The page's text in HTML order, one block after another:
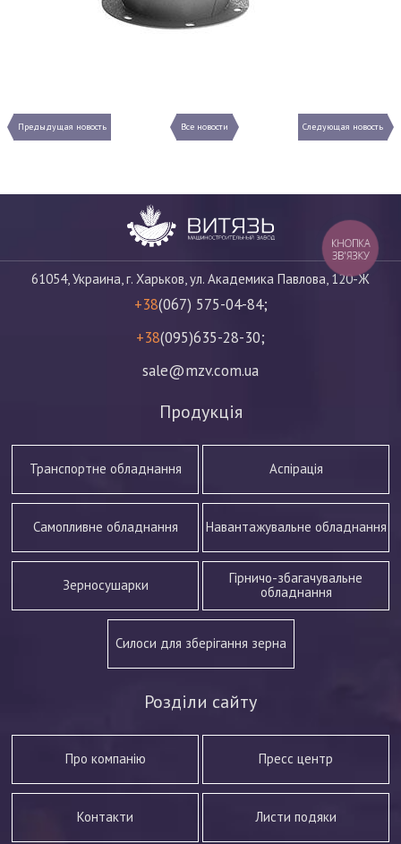
Предыдущая новость Все новости Следующая новость
61054, Украина, г. Харьков, ул. Академика Павлова, 120-Ж
+38(067) 575-04-84;
+38(095)635-28-30;
sale@mzv.com.ua
Продукція
Транспортне обладнання Аспірація
Самопливне обладнання Навантажувальне обладнання
Зерносушарки
Гірничо-збагачувальне
обладнання
Силоси для зберігання зерна
Розділи сайту
Про компанію Пресс центр
Контакти Листи подяки
КНОПКА
ЗВ'ЯЗКУ